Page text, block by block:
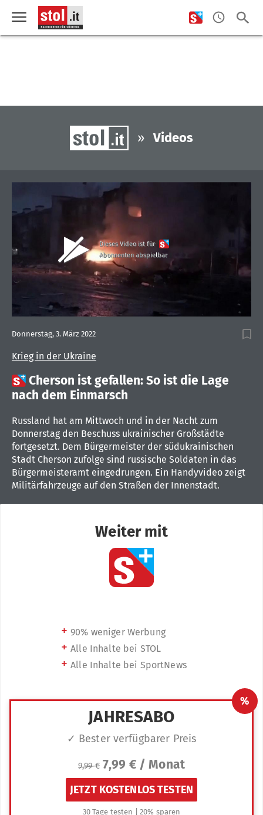
» Videos
Dieses Video ist für
Abonnenten abspielbar
Krieg in der Ukraine
Donnerstag, 3. März 2022
Cherson ist gefallen: So ist die Lage
nach dem Einmarsch
Russland hat am Mittwoch und in der Nacht zum
Donnerstag den Beschuss ukrainischer Großstädte
fortgesetzt. Dem Bürgermeister der südukrainischen
Stadt Cherson zufolge sind russische Soldaten in das
Bürgermeisteramt eingedrungen. Ein Handyvideo zeigt
Militärfahrzeuge auf den Straßen der Innenstadt.